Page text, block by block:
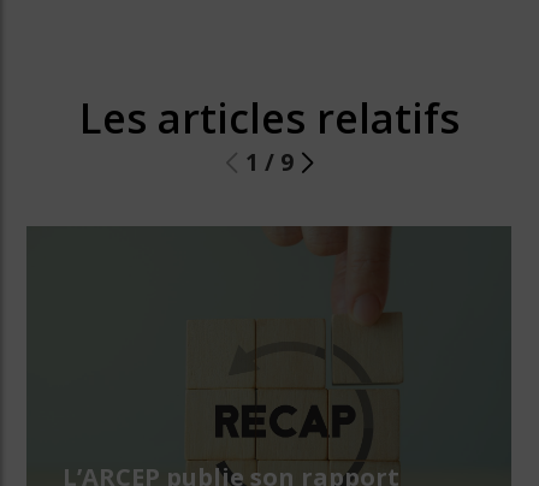
Les articles relatifs
1 / 9
L’ARCEP publie son rapport